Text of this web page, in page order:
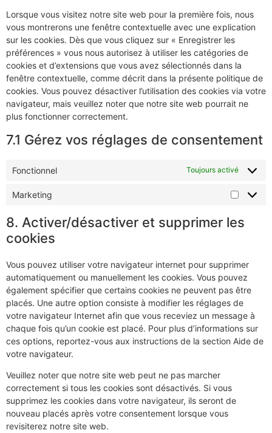
Lorsque vous visitez notre site web pour la première fois, nous
vous montrerons une fenêtre contextuelle avec une explication
sur les cookies. Dès que vous cliquez sur « Enregistrer les
préférences » vous nous autorisez à utiliser les catégories de
cookies et d’extensions que vous avez sélectionnés dans la
fenêtre contextuelle, comme décrit dans la présente politique de
cookies. Vous pouvez désactiver l’utilisation des cookies via votre
navigateur, mais veuillez noter que notre site web pourrait ne
plus fonctionner correctement.
7.1 Gérez vos réglages de consentement
Fonctionnel Toujours activé
Marketing
8. Activer/désactiver et supprimer les
cookies
Vous pouvez utiliser votre navigateur internet pour supprimer
automatiquement ou manuellement les cookies. Vous pouvez
également spécifier que certains cookies ne peuvent pas être
placés. Une autre option consiste à modifier les réglages de
votre navigateur Internet afin que vous receviez un message à
chaque fois qu’un cookie est placé. Pour plus d’informations sur
ces options, reportez-vous aux instructions de la section Aide de
votre navigateur.
Veuillez noter que notre site web peut ne pas marcher
correctement si tous les cookies sont désactivés. Si vous
supprimez les cookies dans votre navigateur, ils seront de
nouveau placés après votre consentement lorsque vous
revisiterez notre site web.